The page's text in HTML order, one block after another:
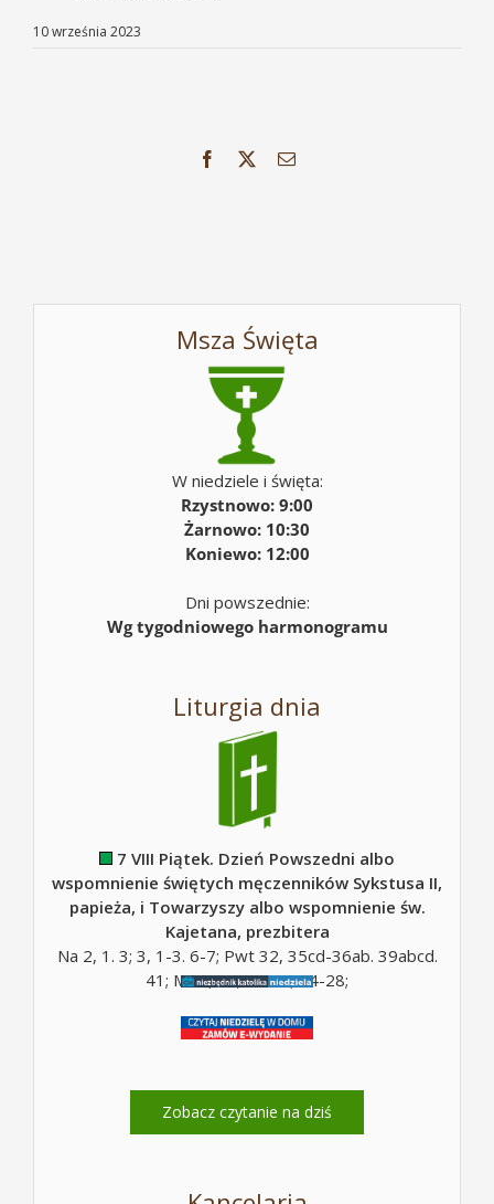
10 września 2023
Facebook Email
Msza Święta
W niedziele i święta:
Rzystnowo: 9:00
Żarnowo: 10:30
Koniewo: 12:00
Dni powszednie:
Wg tygodniowego harmonogramu
Liturgia dnia
7 VIII Piątek. Dzień Powszedni albo
wspomnienie świętych męczenników Sykstusa II,
papieża, i Towarzyszy albo wspomnienie św.
Kajetana, prezbitera
Na 2, 1. 3; 3, 1-3. 6-7; Pwt 32, 35cd-36ab. 39abcd.
41; Mt 5, 10; Mt 16, 24-28;
Zobacz czytanie na dziś